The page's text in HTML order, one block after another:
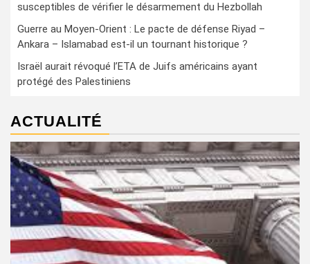
susceptibles de vérifier le désarmement du Hezbollah
Guerre au Moyen-Orient : Le pacte de défense Riyad –
Ankara – Islamabad est-il un tournant historique ?
Israël aurait révoqué l’ETA de Juifs américains ayant
protégé des Palestiniens
ACTUALITÉ